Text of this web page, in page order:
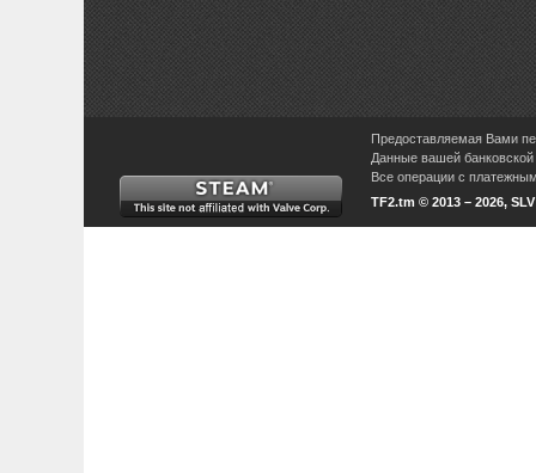
Предоставляемая Вами
Данные вашей
Все операции с
TF2.tm © 2013 – 2026,